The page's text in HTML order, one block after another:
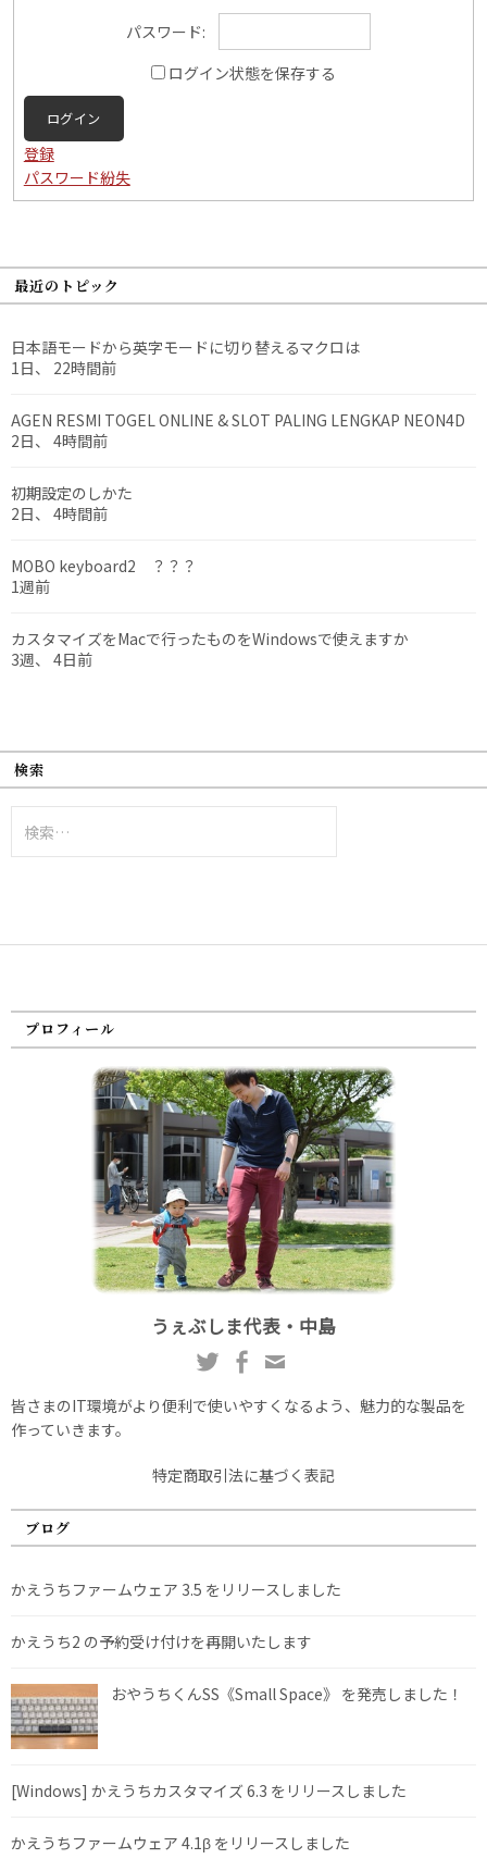
パスワード:
ログイン状態を保存する
ログイン
登録
パスワード紛失
最近のトピック
日本語モードから英字モードに切り替えるマクロは
1日、 22時間前
AGEN RESMI TOGEL ONLINE & SLOT PALING LENGKAP NEON4D
2日、 4時間前
初期設定のしかた
2日、 4時間前
MOBO keyboard2 ？？？
1週前
カスタマイズをMacで行ったものをWindowsで使えますか
3週、 4日前
検索
索:
プロフィール
うぇぶしま代表・中島
皆さまのIT環境がより便利で使いやすくなるよう、魅力的な製品を
作っていきます。
特定商取引法に基づく表記
ブログ
かえうちファームウェア 3.5 をリリースしました
かえうち2 の予約受け付けを再開いたします
おやうちくんSS《Small Space》 を発売しました！
[Windows] かえうちカスタマイズ 6.3 をリリースしました
かえうちファームウェア 4.1β をリリースしました